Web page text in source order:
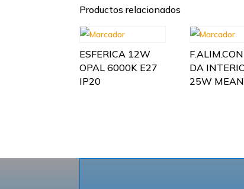
Productos relacionados
ESFERICA 12W
OPAL 6000K E27
IP20
DA
25W